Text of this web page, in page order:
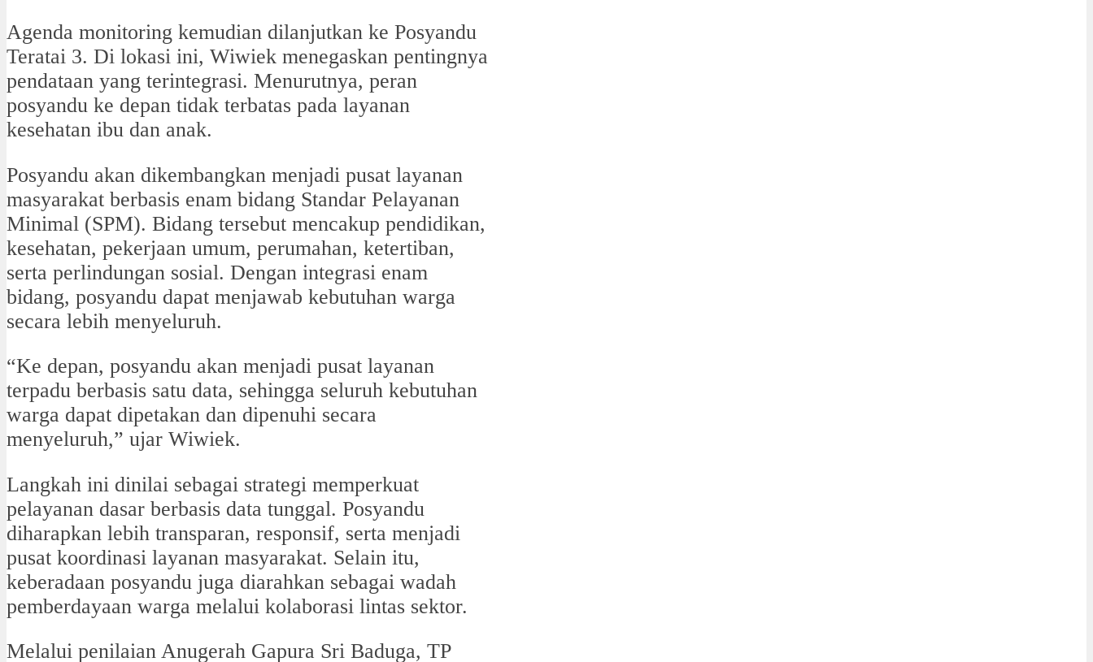
Agenda monitoring kemudian dilanjutkan ke Posyandu
Teratai 3. Di lokasi ini, Wiwiek menegaskan pentingnya
pendataan yang terintegrasi. Menurutnya, peran
posyandu ke depan tidak terbatas pada layanan
kesehatan ibu dan anak.
Posyandu akan dikembangkan menjadi pusat layanan
masyarakat berbasis enam bidang Standar Pelayanan
Minimal (SPM). Bidang tersebut mencakup pendidikan,
kesehatan, pekerjaan umum, perumahan, ketertiban,
serta perlindungan sosial. Dengan integrasi enam
bidang, posyandu dapat menjawab kebutuhan warga
secara lebih menyeluruh.
“Ke depan, posyandu akan menjadi pusat layanan
terpadu berbasis satu data, sehingga seluruh kebutuhan
warga dapat dipetakan dan dipenuhi secara
menyeluruh,” ujar Wiwiek.
Langkah ini dinilai sebagai strategi memperkuat
pelayanan dasar berbasis data tunggal. Posyandu
diharapkan lebih transparan, responsif, serta menjadi
pusat koordinasi layanan masyarakat. Selain itu,
keberadaan posyandu juga diarahkan sebagai wadah
pemberdayaan warga melalui kolaborasi lintas sektor.
Melalui penilaian Anugerah Gapura Sri Baduga, TP